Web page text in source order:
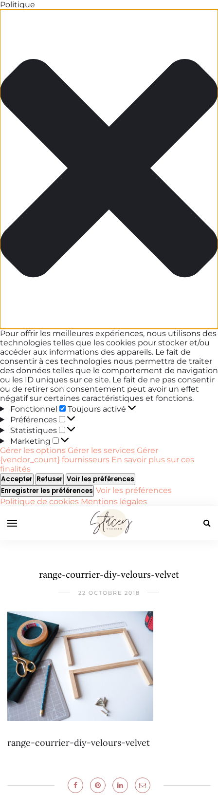
Politique
Pour offrir les meilleures expériences, nous utilisons des
technologies telles que les cookies pour stocker et/ou
accéder aux informations des appareils. Le fait de
consentir à ces technologies nous permettra de traiter
des données telles que le comportement de navigation
ou les ID uniques sur ce site. Le fait de ne pas consentir
ou de retirer son consentement peut avoir un effet
négatif sur certaines caractéristiques et fonctions.
Fonctionnel
Fonctionnel
Toujours activé
Préférences
Préférences
Statistiques
Statistiques
Marketing
Marketing
Gérer les options Gérer les services Gérer
{vendor_count} fournisseurs En savoir plus sur ces
finalités
Accepter Refuser Voir les préférences
Enregistrer les préférences Voir les préférences
Politique de cookies Mentions légales
range-courrier-diy-velours-velvet
22 OCTOBRE 2018
range-courrier-diy-velours-velvet